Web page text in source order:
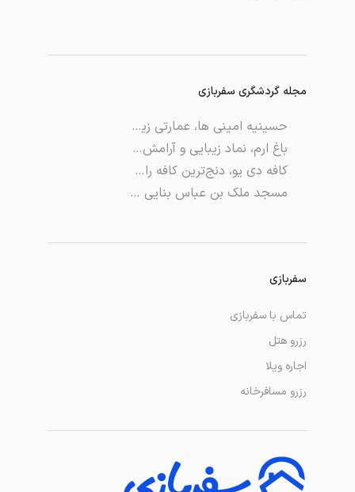
سفربازی
تماس با سفربازی
رزرو هتل
اجاره ویلا
رزرو مسافرخانه
مجله گردشگری سفربازی
حسینیه امینی ها، عمارتی زیبا و تاریخی از عهد قاجار
باغ ارم، نماد زیبایی و آرامش شهر شیراز
کافه دی یو، دنج‌ترین کافه رامسر
مسجد ملک بن عباس بنایی یادگار صفویه